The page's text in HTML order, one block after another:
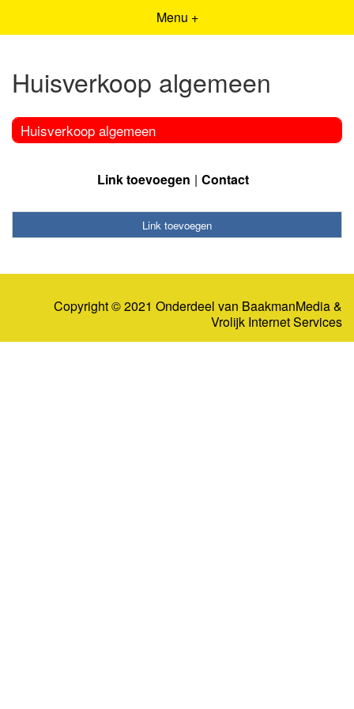
Menu +
Huisverkoop algemeen
Huisverkoop algemeen
Link toevoegen Contact
Link toevoegen
Copyright © 2021 Onderdeel van BaakmanMedia&
Vrolijk Internet Services